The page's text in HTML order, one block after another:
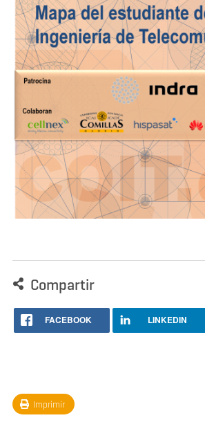
Compartir
FACEBOOK LINKEDIN
Imprimir